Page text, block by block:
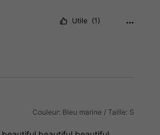
Utile (1)
Couleur: Bleu marine / Taille: S